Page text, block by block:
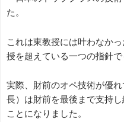
た。
これは東教授には叶わなか
授を超えている一つの指針で
実際、財前のオペ技術が優
長）は財前を最後まで支持
ことになりました。